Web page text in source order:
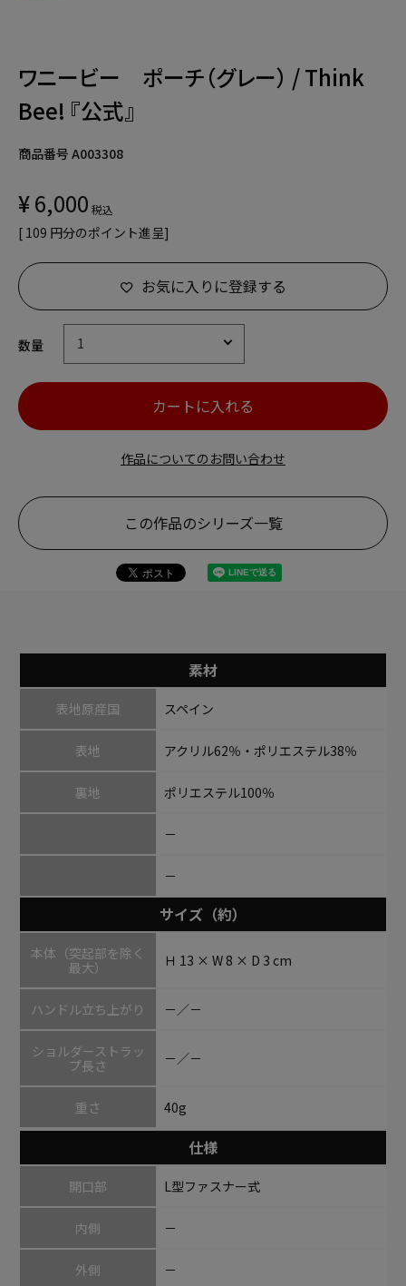
ワニービー ポーチ（グレー） / Think
Bee! 『公式』
商品番号 A003308
¥6,000 税込
[ 109 円分のポイント進呈]
お気に入りに登録する
カートに入れる
作品についてのお問い合わせ
この作品のシリーズ一覧
素材
表地原産国 スペイン
表地 アクリル62％・ポリエステル38％
裏地 ポリエステル100％
－
－
サイズ（約）
本体（突起部を除く
最大）
Ｈ 13 × W 8 × D 3 cm
ハンドル立ち上がり －／－
ショルダーストラッ
プ長さ
－／－
重さ 40g
仕様
開口部 L型ファスナー式
内側 －
外側 －